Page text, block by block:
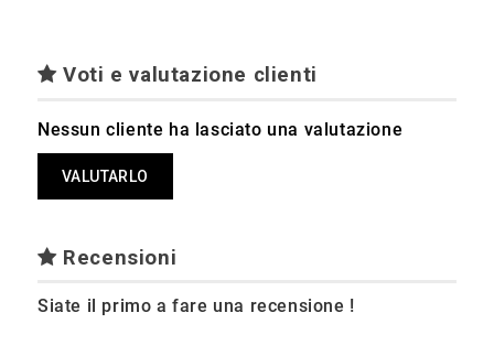
Voti e valutazione clienti
Nessun cliente ha lasciato una valutazione
VALUTARLO
Recensioni
Siate il primo a fare una recensione !